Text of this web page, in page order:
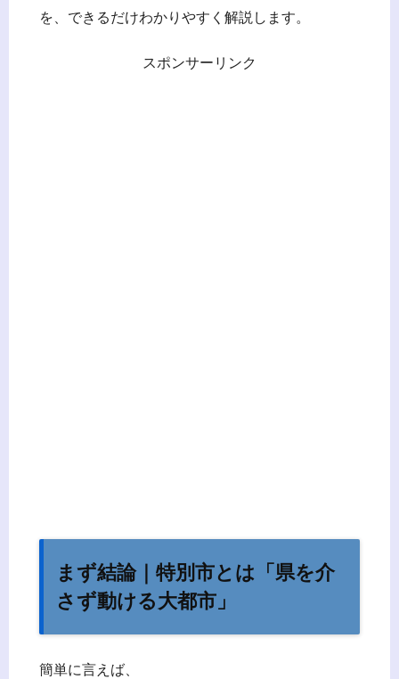
を、できるだけわかりやすく解説します。
スポンサーリンク
まず結論｜特別市とは「県を介
さず動ける大都市」
簡単に言えば、